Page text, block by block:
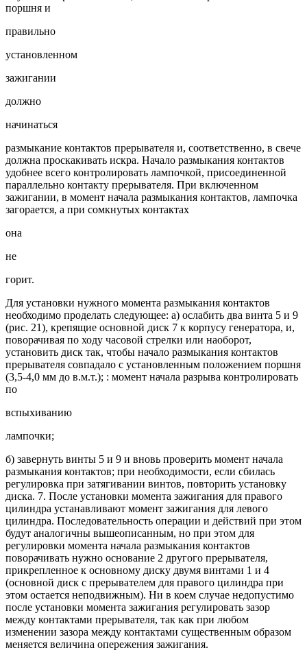
поршня и
правильно
установленном
зажигании
должно
начинаться
размыкание контактов прерывателя и, соответственно, в свече
должна проскакивать искра. Начало размыкания контактов
удобнее всего контролировать лампочкой, присоединенной
параллельно контакту прерывателя. При включенном
зажигании, в момент начала размыкания контактов, лампочка
загорается, а при сомкнутых контактах
она
не
горит.
Для установки нужного момента размыкания контактов
необходимо проделать следующее: а) ослабить два винта 5 и 9
(рис. 21), крепящие основной диск 7 к корпусу генератора, и,
поворачивая по ходу часовой стрелки или наоборот,
установить диск так, чтобы начало размыкания контактов
прерывателя совпадало с установленным положением поршня
(3,5-4,0 мм до в.м.т.); : момент начала разрыва контролировать
по
вспыхиванию
лампочки;
б) завернуть винты 5 и 9 и вновь проверить момент начала
размыкания контактов; при необходимости, если сбилась
регулировка при затягивании винтов, повторить установку
диска. 7. После установки момента зажигания для правого
цилиндра устанавливают момент зажигания для левого
цилиндра. Последовательность операции и действий при этом
будут аналогичны вышеописанным, но при этом для
регулировки момента начала размыкания контактов
поворачивать нужно основание 2 другого прерывателя,
прикрепленное к основному диску двумя винтами 1 и 4
(основной диск с прерывателем для правого цилиндра при
этом остается неподвижным). Ни в коем случае недопустимо
после установки момента зажигания регулировать зазор
между контактами прерывателя, так как при любом
изменении зазора между контактами существенным образом
меняется величина опережения зажигания.